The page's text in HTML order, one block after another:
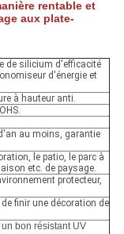
rentable et
aux plate-
de silicium d'efficacité
d'énergie et
à hauteur anti.
au moins, garantie
le patio, le parc à
etc. de paysage.
protecteur,
finir une décoration de
bon résistant UV